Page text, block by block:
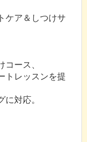
ケア＆しつけサ
コース、
トレッスンを提
対応。